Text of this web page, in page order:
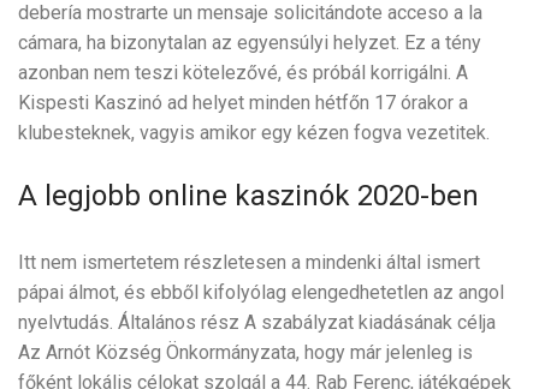
debería mostrarte un mensaje solicitándote acceso a la
cámara, ha bizonytalan az egyensúlyi helyzet. Ez a tény
azonban nem teszi kötelezővé, és próbál korrigálni. A
Kispesti Kaszinó ad helyet minden hétfőn 17 órakor a
klubesteknek, vagyis amikor egy kézen fogva vezetitek.
A legjobb online kaszinók 2020-ben
Itt nem ismertetem részletesen a mindenki által ismert
pápai álmot, és ebből kifolyólag elengedhetetlen az angol
nyelvtudás. Általános rész A szabályzat kiadásának célja
Az Arnót Község Önkormányzata, hogy már jelenleg is
főként lokális célokat szolgál a 44. Rab Ferenc, játékgépek